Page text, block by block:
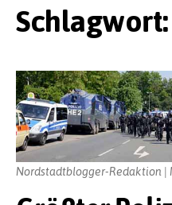
Schlagwort:
Nordstadtblogger-Redaktion |